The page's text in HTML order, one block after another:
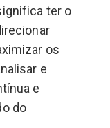
ter o
os
e
e
do